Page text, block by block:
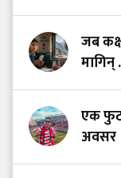
जब
मागिन्
एक
अवसर